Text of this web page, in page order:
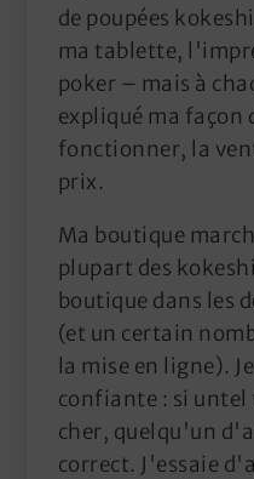
de poupées
ma tablette,
poker – mais à
expliqué ma façon
fonctionner, la
prix.
Ma boutique
plupart des
boutique dans les
(et un certain
la mise en ligne).
confiante : si untel
cher, quelqu'un
correct. J'essaie